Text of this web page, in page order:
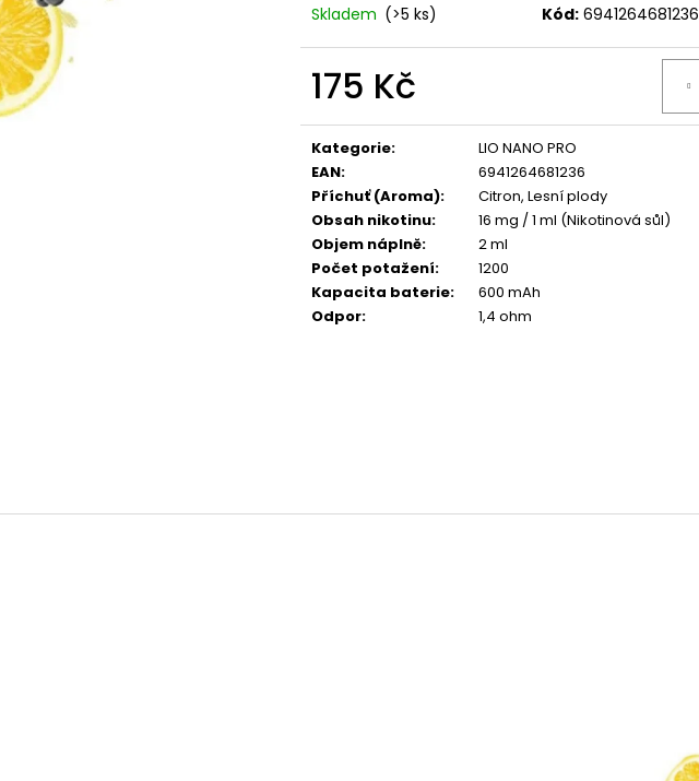
Skladem (>5 ks) Kód: 6941264681236
175 Kč
cena:
Kategorie:
LIO NANO PRO
EAN:
6941264681236
Příchuť (Aroma):
Citron, Lesní plody
Obsah nikotinu:
16 mg / 1 ml (Nikotinová sůl)
Objem náplně:
2 ml
Počet potažení:
1200
Kapacita baterie:
600 mAh
Odpor: 1,4 ohm
79 Kč
Původně:
59 Kč